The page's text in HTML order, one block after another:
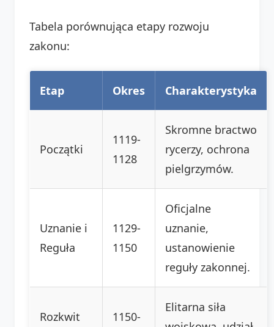
Tabela porównująca etapy rozwoju
zakonu:
Etap Okres Charakterystyka
Początki
1119-
1128
Skromne bractwo
rycerzy, ochrona
pielgrzymów.
Uznanie i
Reguła
1129-
1150
Oficjalne
uznanie,
ustanowienie
reguły zakonnej.
Rozkwit 1150-
Elitarna siła